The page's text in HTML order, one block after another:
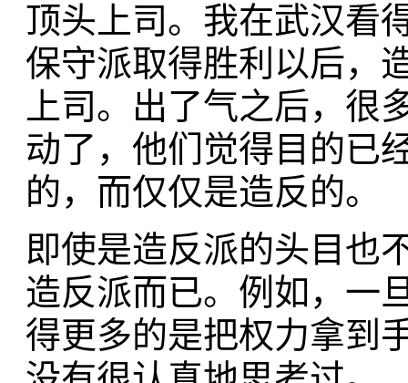
顶头上司。我在武汉看
保守派取得胜利以后，
上司。出了气之后，
动了，他们觉得目的已
的，而仅仅是造反的。
即使是造反派的头目也
造反派而已。例如，一
得更多的是把权力拿到